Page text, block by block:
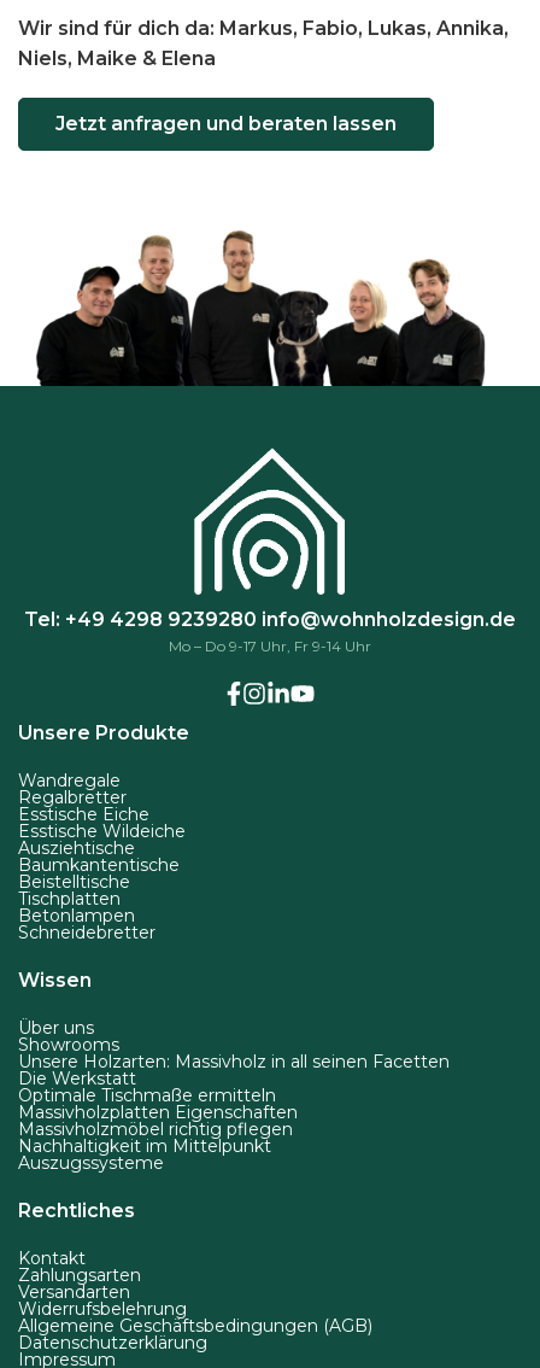
Wir sind für dich da: Markus, Fabio, Lukas, Annika,
Niels, Maike & Elena
Jetzt anfragen und beraten lassen
Tel: +49 4298 9239280 info@wohnholzdesign.de
Mo – Do 9-17 Uhr, Fr 9-14 Uhr
Unsere Produkte
Wandregale
Regalbretter
Esstische Eiche
Esstische Wildeiche
Ausziehtische
Baumkantentische
Beistelltische
Tischplatten
Betonlampen
Schneidebretter
Wissen
Über uns
Showrooms
Unsere Holzarten: Massivholz in all seinen Facetten
Die Werkstatt
Optimale Tischmaße ermitteln
Massivholzplatten Eigenschaften
Massivholzmöbel richtig pflegen
Nachhaltigkeit im Mittelpunkt
Auszugssysteme
Rechtliches
Kontakt
Zahlungsarten
Versandarten
Widerrufsbelehrung
Allgemeine Geschäftsbedingungen (AGB)
Datenschutzerklärung
Impressum